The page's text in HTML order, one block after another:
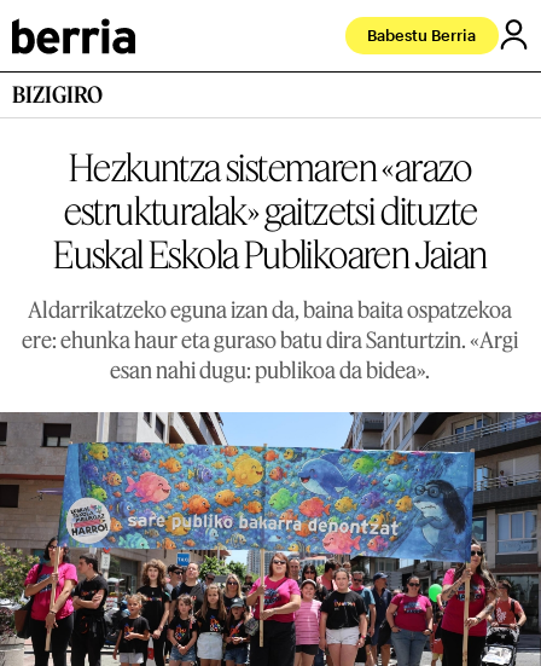
Babestu Berria
BIZIGIRO
Hezkuntza sistemaren «arazo
estrukturalak» gaitzetsi dituzte
Euskal Eskola Publikoaren Jaian
Aldarrikatzeko eguna izan da, baina baita ospatzekoa
ere: ehunka haur eta guraso batu dira Santurtzin. «Argi
esan nahi dugu: publikoa da bidea».